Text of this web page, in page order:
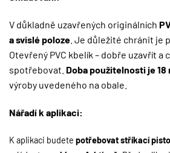
V důkladně uzavřených originálních
a svislé poloze . Je důležité chránit je
Otevřený PVC kbelík – dobře uzavřít a
spotřebovat. Doba použitelnosti je 18
výroby uvedeného na obale.
Nářadí k aplikaci:
K aplikaci budete potřebovat stříkací